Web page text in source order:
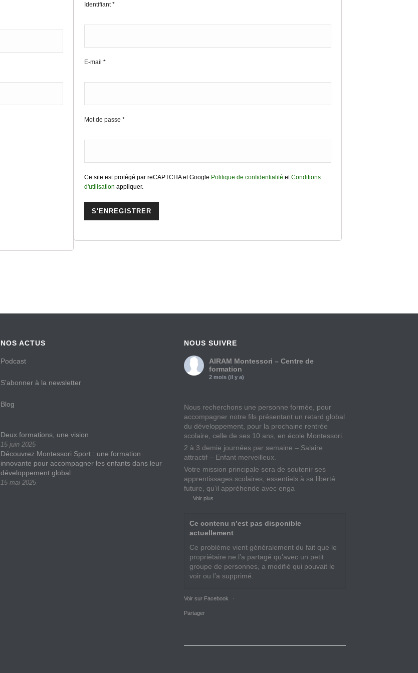
Identifiant*
E-mail *
Mot de passe *
Ce site est protégé par reCAPTCHA et Google Politique de confidentialité etConditions
d'utilisation appliquer.
NOS ACTUS
Podcast
S’abonner à la newsletter
Blog
Deux formations, une vision
15 juin 2025
Découvrez Montessori Sport : une formation
innovante pour accompagner les enfants dans leur
développement global
15 mai 2025
NOUS SUIVRE
AIRAM Montessori – Centre de
formation
2 mois (il y a)
Nous recherchons une personne formée, pour
accompagner notre fils présentant un retard global
du développement, pour la prochaine rentrée
scolaire, celle de ses 10 ans, en école Montessori.
2 à 3 demie journées par semaine – Salaire
attractif – Enfant merveilleux.
Votre mission principale sera de soutenir ses
apprentissages scolaires, essentiels à sa liberté
future, qu’il appréhende avec enga
…Voir plus
Ce contenu n’est pas disponible
actuellement
Ce problème vient généralement du fait que le
propriétaire ne l’a partagé qu’avec un petit
groupe de personnes, a modifié qui pouvait le
voir ou l’a supprimé.
Voir sur Facebook ·
Partager